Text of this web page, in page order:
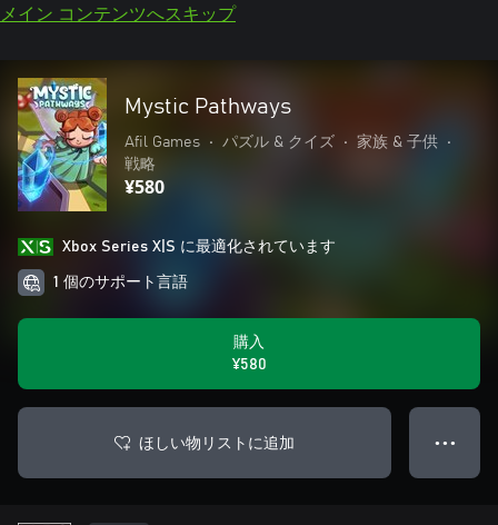
メイン コンテンツへスキップ
Mystic Pathways
Afil Games • パズル & クイズ • 家族 & 子供
•
戦略
¥580
Xbox Series X|S に最適化されています
1 個のサポート言語
購入
¥580
ほしい物リストに追加 ● ● ●